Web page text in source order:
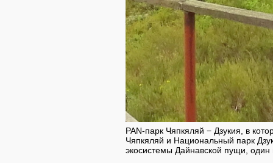
PAN-парк Чяпкяляй − Дзукия, в
Чяпкяляй и Национальный парк
экосистемы Дайнавской пущи, один